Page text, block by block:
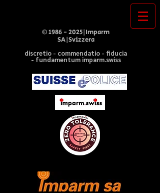
©1986 - 2025|Imparm
SA|Svizzera
discretio - commendatio - fiducia
- fundamentum imparm.swiss